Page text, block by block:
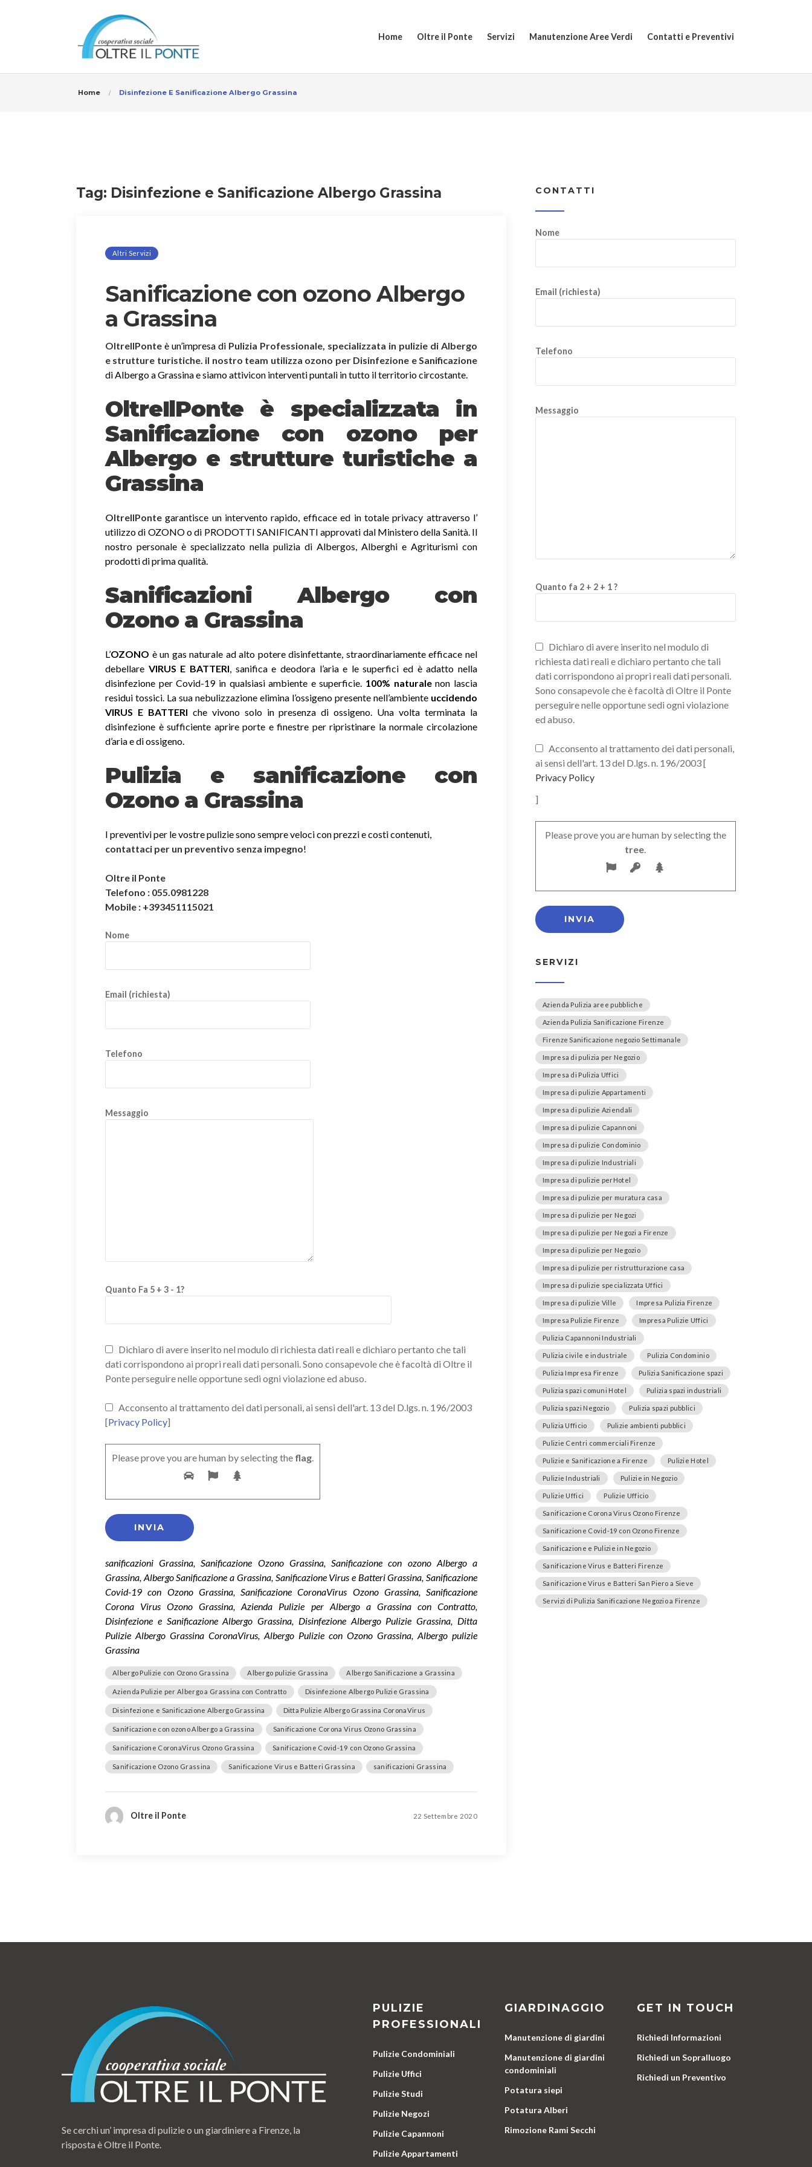
Home Oltre il Ponte Servizi Manutenzione Aree Verdi Contatti e Preventivi
Home Disinfezione E Sanificazione Albergo Grassina
Tag: Disinfezione e Sanificazione Albergo Grassina
Altri Servizi
Sanificazione con ozono Albergo
a Grassina
OltreIlPonte è un’impresa di Pulizia Professionale, specializzata in pulizie di Albergo
e strutture turistiche. il nostro team utilizza ozono per Disinfezione e Sanificazione
di Albergo a Grassina e siamo attivicon interventi puntali in tutto il territorio circostante.
OltreIlPonte è specializzata in
Sanificazione con ozono per
Albergo e strutture turistiche a
Grassina
OltreIlPonte garantisce un intervento rapido, efficace ed in totale privacy attraverso l’
utilizzo di OZONO o di PRODOTTI SANIFICANTI approvati dal Ministero della Sanità. Il
nostro personale è specializzato nella pulizia di Albergos, Alberghi e Agriturismi con
prodotti di prima qualità.
Sanificazioni Albergo con
Ozono a Grassina
L’OZONO è un gas naturale ad alto potere disinfettante, straordinariamente efficace nel
debellare VIRUS E BATTERI, sanifica e deodora l’aria e le superfici ed è adatto nella
disinfezione per Covid-19 in qualsiasi ambiente e superficie. 100% naturalenon lascia
residui tossici. La sua nebulizzazione elimina l’ossigeno presente nell’ambiente uccidendo
VIRUS E BATTERI che vivono solo in presenza di ossigeno. Una volta terminata la
disinfezione è sufficiente aprire porte e finestre per ripristinare la normale circolazione
d’aria e di ossigeno.
Pulizia e sanificazione con
Ozono a Grassina
I preventivi per le vostre pulizie sono sempre veloci con prezzi e costi contenuti,
contattaci per un preventivo senza impegno!
Oltre il Ponte
Telefono : 055.0981228
Mobile : +393451115021
Nome
Email (richiesta)
Telefono
Messaggio
Quanto Fa 5 + 3 - 1?
Dichiaro di avere inserito nel modulo di richiesta dati reali e dichiaro pertanto che tali
dati corrispondono ai propri reali dati personali. Sono consapevole che è facoltà di Oltre il
Ponte perseguire nelle opportune sedi ogni violazione ed abuso.
Acconsento al trattamento dei dati personali, ai sensi dell'art. 13 del D.lgs. n. 196/2003
[Privacy Policy]
Please prove you are human by selecting the flag.
sanificazioni Grassina, Sanificazione Ozono Grassina, Sanificazione con ozono Albergo a
Grassina, Albergo Sanificazione a Grassina, Sanificazione Virus e Batteri Grassina, Sanificazione
Covid-19 con Ozono Grassina, Sanificazione CoronaVirus Ozono Grassina, Sanificazione
Corona Virus Ozono Grassina, Azienda Pulizie per Albergo a Grassina con Contratto,
Disinfezione e Sanificazione Albergo Grassina, Disinfezione Albergo Pulizie Grassina, Ditta
Pulizie Albergo Grassina CoronaVirus, Albergo Pulizie con Ozono Grassina, Albergo pulizie
Grassina
Albergo Pulizie con Ozono Grassina Albergo pulizie Grassina Albergo Sanificazione a Grassina
Azienda Pulizie per Albergo a Grassina con Contratto Disinfezione Albergo Pulizie Grassina
Disinfezione e Sanificazione Albergo Grassina Ditta Pulizie Albergo Grassina CoronaVirus
Sanificazione con ozono Albergo a Grassina Sanificazione Corona Virus Ozono Grassina
Sanificazione CoronaVirus Ozono Grassina Sanificazione Covid-19 con Ozono Grassina
Sanificazione Ozono Grassina Sanificazione Virus e Batteri Grassina sanificazioni Grassina
Oltre il Ponte 22 Settembre 2020
CONTATTI
Nome
Email (richiesta)
Telefono
Messaggio
Quanto fa 2 + 2 + 1 ?
Dichiaro di avere inserito nel modulo di
richiesta dati reali e dichiaro pertanto che tali
dati corrispondono ai propri reali dati personali.
Sono consapevole che è facoltà di Oltre il Ponte
perseguire nelle opportune sedi ogni violazione
ed abuso.
Acconsento al trattamento dei dati personali,
ai sensi dell'art. 13 del D.lgs. n. 196/2003 [
Privacy Policy
]
Please prove you are human by selecting the
tree.
SERVIZI
Azienda Pulizia aree pubbliche
Azienda Pulizia Sanificazione Firenze
Firenze Sanificazione negozio Settimanale
Impresa di pulizia per Negozio
Impresa di Pulizia Uffici
Impresa di pulizie Appartamenti
Impresa di pulizie Aziendali
Impresa di pulizie Capannoni
Impresa di pulizie Condominio
Impresa di pulizie Industriali
Impresa di pulizie perHotel
Impresa di pulizie per muratura casa
Impresa di pulizie per Negozi
Impresa di pulizie per Negozi a Firenze
Impresa di pulizie per Negozio
Impresa di pulizie per ristrutturazione casa
Impresa di pulizie specializzata Uffici
Impresa di pulizie Ville Impresa Pulizia Firenze
Impresa Pulizie Firenze Impresa Pulizie Uffici
Pulizia Capannoni Industriali
Pulizia civile e industriale Pulizia Condominio
Pulizia Impresa Firenze Pulizia Sanificazione spazi
Pulizia spazi comuni Hotel Pulizia spazi industriali
Pulizia spazi Negozio Pulizia spazi pubblici
Pulizia Ufficio Pulizie ambienti pubblici
Pulizie Centri commerciali Firenze
Pulizie e Sanificazione a Firenze Pulizie Hotel
Pulizie Industriali Pulizie in Negozio
Pulizie Uffici Pulizie Ufficio
Sanificazione Corona Virus Ozono Firenze
Sanificazione Covid-19 con Ozono Firenze
Sanificazione e Pulizie in Negozio
Sanificazione Virus e Batteri Firenze
Sanificazione Virus e Batteri San Piero a Sieve
Servizi di Pulizia Sanificazione Negozio a Firenze
Se cerchi un’ impresa di pulizie o un giardiniere a Firenze, la
risposta è Oltre il Ponte.
PULIZIE
PROFESSIONALI
Pulizie Condominiali
Pulizie Uffici
Pulizie Studi
Pulizie Negozi
Pulizie Capannoni
Pulizie Appartamenti
GIARDINAGGIO
Manutenzione di giardini
Manutenzione di giardini
condominiali
Potatura siepi
Potatura Alberi
Rimozione Rami Secchi
GET IN TOUCH
Richiedi Informazioni
Richiedi un Sopralluogo
Richiedi un Preventivo